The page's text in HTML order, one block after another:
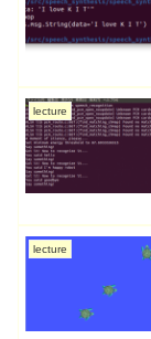
lecture
lecture